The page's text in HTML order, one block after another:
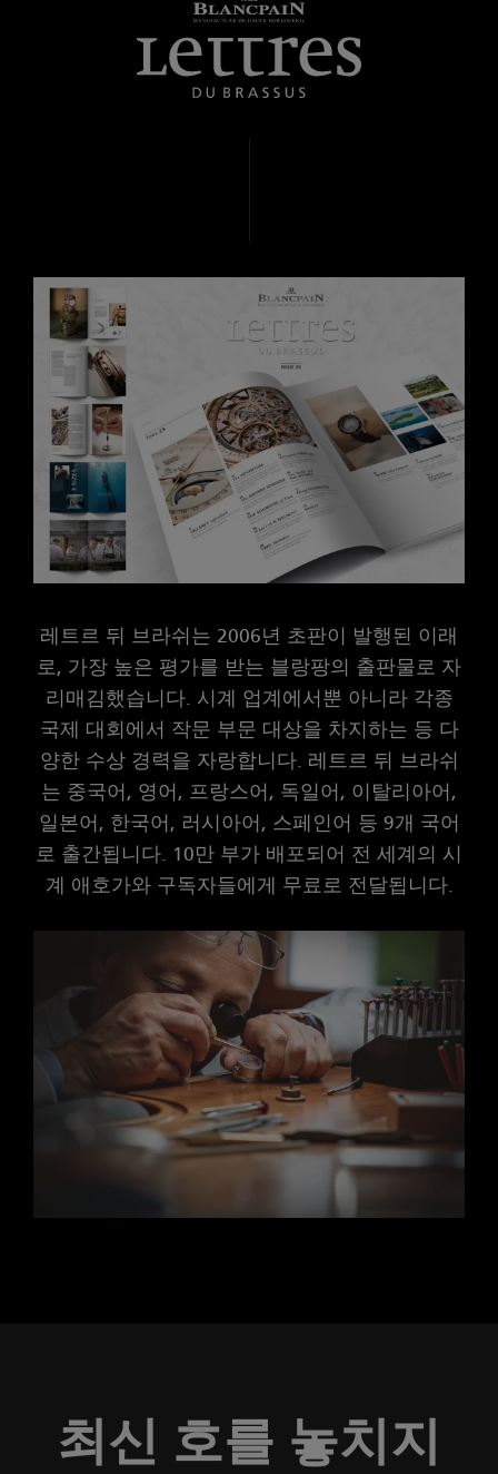
레트르 뒤 브라쉬는 2006년 초판이 발행된 이래
로, 가장 높은 평가를 받는 블랑팡의 출판물로 자
리매김했습니다. 시계 업계에서뿐 아니라 각종
국제 대회에서 작문 부문 대상을 차지하는 등 다
양한 수상 경력을 자랑합니다. 레트르 뒤 브라쉬
는 중국어, 영어, 프랑스어, 독일어, 이탈리아어,
일본어, 한국어, 러시아어, 스페인어 등 9개 국어
로 출간됩니다. 10만 부가 배포되어 전 세계의 시
계 애호가와 구독자들에게 무료로 전달됩니다.
최신 호를 놓치지